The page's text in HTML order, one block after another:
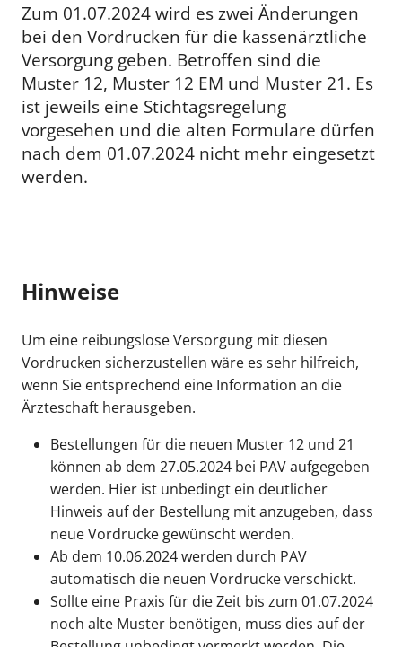
Zum 01.07.2024 wird es zwei Änderungen
bei den Vordrucken für die kassenärztliche
Versorgung geben. Betroffen sind die
Muster 12, Muster 12 EM und Muster 21. Es
ist jeweils eine Stichtagsregelung
vorgesehen und die alten Formulare dürfen
nach dem 01.07.2024 nicht mehr eingesetzt
werden.
Hinweise
Um eine reibungslose Versorgung mit diesen
Vordrucken sicherzustellen wäre es sehr hilfreich,
wenn Sie entsprechend eine Information an die
Ärzteschaft herausgeben.
Bestellungen für die neuen Muster 12 und 21
können ab dem 27.05.2024 bei PAV aufgegeben
werden. Hier ist unbedingt ein deutlicher
Hinweis auf der Bestellung mit anzugeben, dass
neue Vordrucke gewünscht werden.
Ab dem 10.06.2024 werden durch PAV
automatisch die neuen Vordrucke verschickt.
Sollte eine Praxis für die Zeit bis zum 01.07.2024
noch alte Muster benötigen, muss dies auf der